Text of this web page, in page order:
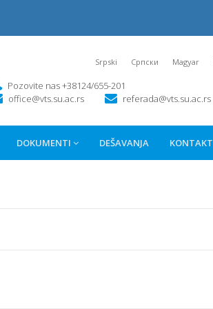
Srpski Српски Magyar
Pozovite nas +38124/655-201
office@vts.su.ac.rs
referada@vts.su.ac.rs
DOKUMENTI DEŠAVANJA KONTAKT